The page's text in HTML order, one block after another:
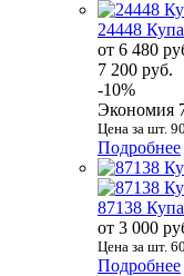
24448
от 6 480
7 200 руб.
-10%
Экономия
Цена за шт.
Подробнее
87138
от 3 000
Цена за шт.
Подробнее